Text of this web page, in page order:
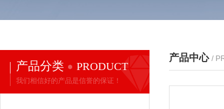
产品分类 PRODUCT
我们相信好的产品是信誉的保证！
产品中心 /